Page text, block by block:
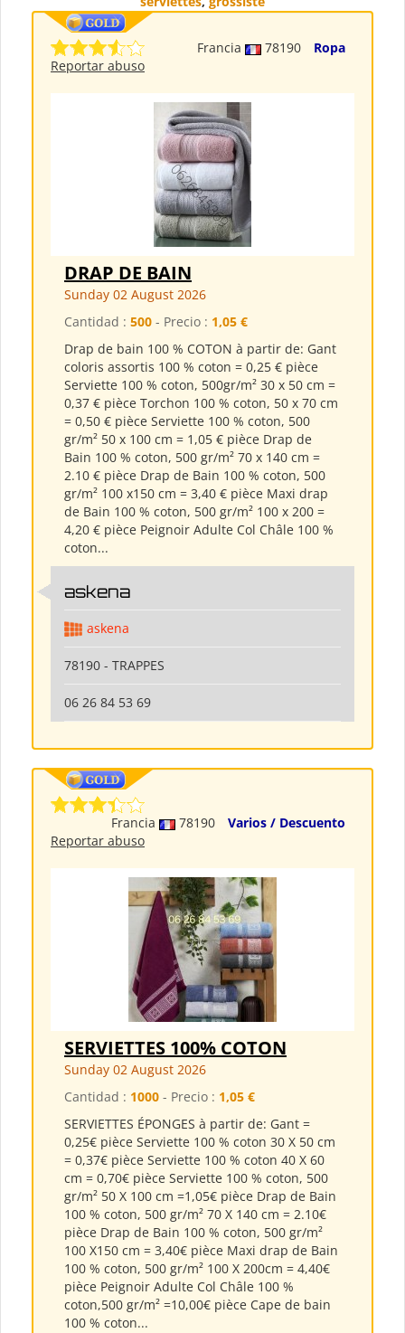
Francia 78190
Ropa
Reportar abuso
DRAP DE BAIN
Sunday 02 August 2026
Cantidad : 500 - Precio : 1,05 €
Drap de bain 100 % COTON à partir de: Gant
coloris assortis 100 % coton = 0,25 € pièce
Serviette 100 % coton, 500gr/m² 30 x 50 cm =
0,37 € pièce Torchon 100 % coton, 50 x 70 cm
= 0,50 € pièce Serviette 100 % coton, 500
gr/m² 50 x 100 cm = 1,05 € pièce Drap de
Bain 100 % coton, 500 gr/m² 70 x 140 cm =
2.10 € pièce Drap de Bain 100 % coton, 500
gr/m² 100 x150 cm = 3,40 € pièce Maxi drap
de Bain 100 % coton, 500 gr/m² 100 x 200 =
4,20 € pièce Peignoir Adulte Col Châle 100 %
coton...
askena
askena
78190 - TRAPPES
06 26 84 53 69
Francia 78190
Varios / Descuento
Reportar abuso
SERVIETTES 100% COTON
Sunday 02 August 2026
Cantidad : 1000 - Precio : 1,05 €
SERVIETTES ÉPONGES à partir de: Gant =
0,25€ pièce Serviette 100 % coton 30 X 50 cm
= 0,37€ pièce Serviette 100 % coton 40 X 60
cm = 0,70€ pièce Serviette 100 % coton, 500
gr/m² 50 X 100 cm =1,05€ pièce Drap de Bain
100 % coton, 500 gr/m² 70 X 140 cm = 2.10€
pièce Drap de Bain 100 % coton, 500 gr/m²
100 X150 cm = 3,40€ pièce Maxi drap de Bain
100 % coton, 500 gr/m² 100 X 200cm = 4,40€
pièce Peignoir Adulte Col Châle 100 %
coton,500 gr/m² =10,00€ pièce Cape de bain
100 % coton...